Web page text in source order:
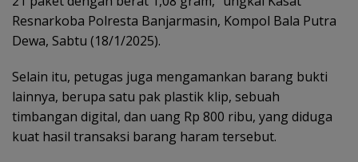
Resnarkoba Polresta Banjarmasin, Kompol Bala Putra
Dewa, Sabtu (18/1/2025).
Selain itu, petugas juga mengamankan barang bukti
lainnya, berupa satu pak plastik klip, sebuah
timbangan digital, dan uang Rp 800 ribu, yang diduga
kuat hasil transaksi barang haram tersebut.